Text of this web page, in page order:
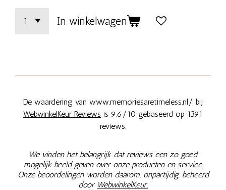
In winkelwagen
De waardering van www.memoriesaretimeless.nl/ bij
WebwinkelKeur Reviews is 9.6/10 gebaseerd op 1391
reviews.
We vinden het belangrijk dat reviews een zo goed
mogelijk beeld geven over onze producten en service.
Onze beoordelingen worden daarom, onpartijdig, beheerd
door WebwinkelKeur.